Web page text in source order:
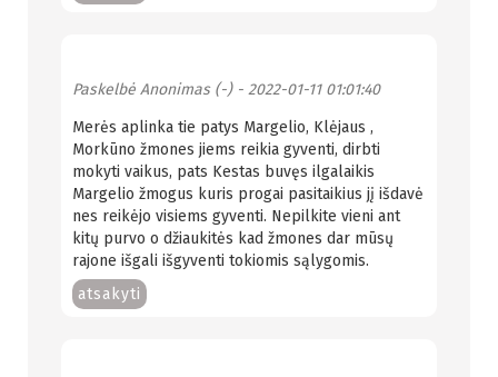
Paskelbė Anonimas (-)- 2022-01-11 01:01:40
Merės aplinka tie patys Margelio, Klėjaus ,
Morkūno žmones jiems reikia gyventi, dirbti
mokyti vaikus, pats Kestas buvęs ilgalaikis
Margelio žmogus kuris progai pasitaikius jį išdavė
nes reikėjo visiems gyventi. Nepilkite vieni ant
kitų purvo o džiaukitės kad žmones dar mūsų
rajone išgali išgyventi tokiomis sąlygomis.
atsakyti